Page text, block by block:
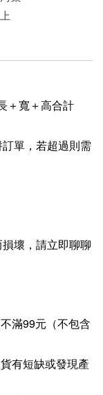
＋寬＋高合計
單，若超過則需
壞，請立即聊聊
滿99元（不包含
有短缺或發現產